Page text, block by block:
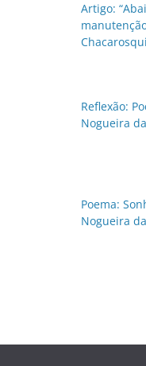
Artigo:
Chacarosqui
Reflexão:
Nogueira
Poema:
Nogueira